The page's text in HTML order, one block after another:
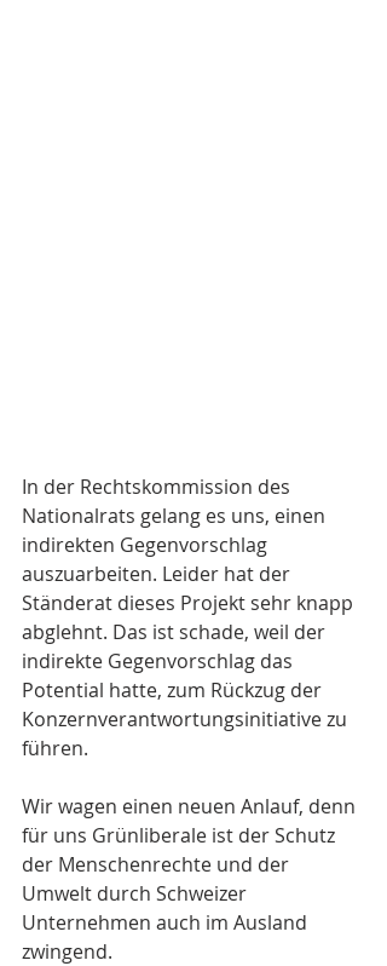
In der Rechtskommission des
Nationalrats gelang es uns, einen
indirekten Gegenvorschlag
auszuarbeiten. Leider hat der
Ständerat dieses Projekt sehr knapp
abglehnt. Das ist schade, weil der
indirekte Gegenvorschlag das
Potential hatte, zum Rückzug der
Konzernverantwortungsinitiative zu
führen.
Wir wagen einen neuen Anlauf, denn
für uns Grünliberale ist der Schutz
der Menschenrechte und der
Umwelt durch Schweizer
Unternehmen auch im Ausland
zwingend.